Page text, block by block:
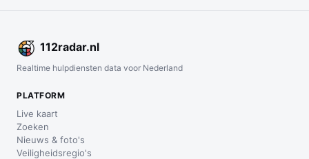
112radar.nl
Realtime hulpdiensten data voor Nederland
PLATFORM
Live kaart
Zoeken
Nieuws & foto's
Veiligheidsregio's